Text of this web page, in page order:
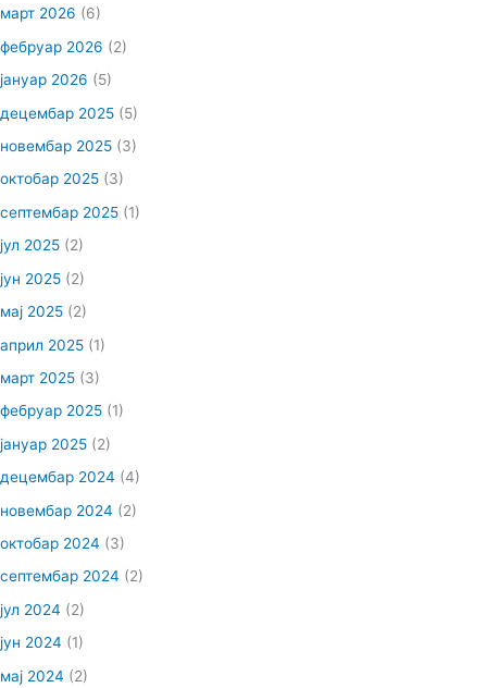
март 2026 (6)
фебруар 2026 (2)
јануар 2026 (5)
децембар 2025 (5)
новембар 2025 (3)
октобар 2025 (3)
септембар 2025 (1)
јул 2025 (2)
јун 2025 (2)
мај 2025 (2)
април 2025 (1)
март 2025 (3)
фебруар 2025 (1)
јануар 2025 (2)
децембар 2024 (4)
новембар 2024 (2)
октобар 2024 (3)
септембар 2024 (2)
јул 2024 (2)
јун 2024 (1)
мај 2024 (2)